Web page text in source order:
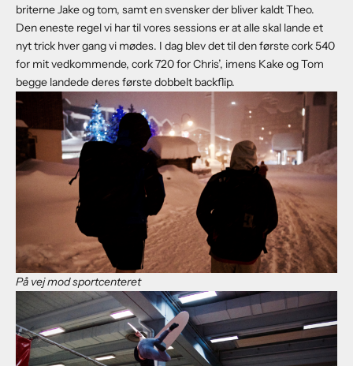
briterne Jake og tom, samt en svensker der bliver kaldt Theo.
Den eneste regel vi har til vores sessions er at alle skal lande et
nyt trick hver gang vi mødes. I dag blev det til den første cork 540
for mit vedkommende, cork 720 for Chris’, imens Kake og Tom
begge landede deres første dobbelt backflip.
På vej mod sportcenteret